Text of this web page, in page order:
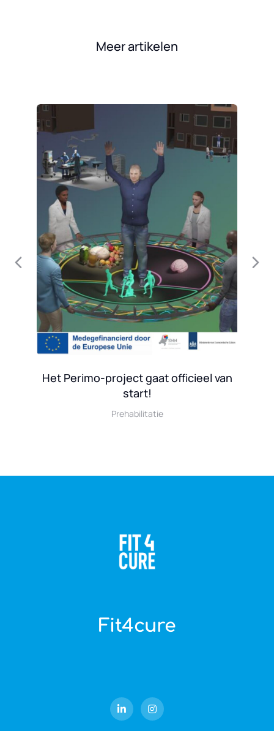
Meer artikelen
Het Perimo-project gaat officieel van
start!
Prehabilitatie
Fit4cure